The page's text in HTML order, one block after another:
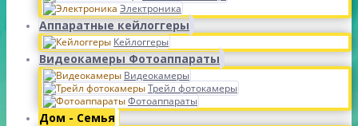
Электроника
Аппаратные кейлоггеры
Кейлоггеры
Видеокамеры Фотоаппараты
Видеокамеры
Трейл фотокамеры
Фотоаппараты
Дом - Семья